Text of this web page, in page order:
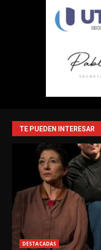
TE PUEDEN INTERESAR
DESTACADAS